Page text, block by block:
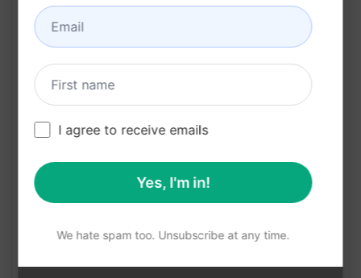
할 일을 완료할 때마다 확인란을 클릭하여 성취감
을 느낄 수 있음
계획을 세우고 완료한 작업을 확인함으로써 생산성
을 높일 수 있음
프롬프트 통계
I agree to receive emails
Yes, I'm in!
We hate spam too. Unsubscribe at any time.